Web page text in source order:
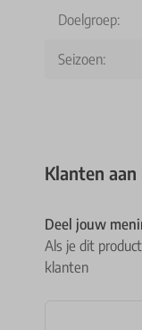
Doelgroep:
Seizoen:
Klanten
Deel jouw
Als je dit
klanten